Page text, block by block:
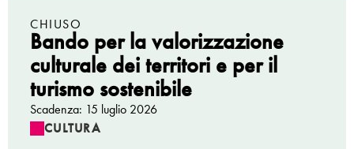
CHIUSO
Bando per la valorizzazione
culturale dei territori e per il
turismo sostenibile
Scadenza: 15 luglio 2026
CULTURA